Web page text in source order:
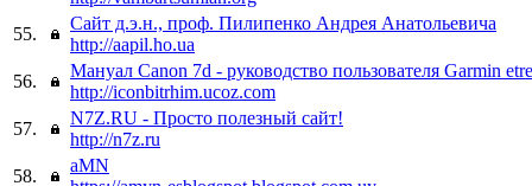
55.
Сайт д.э.н., проф. Пилипенко Андрея Анатольевича
http://aapil.ho.ua
56.
Мануал Canon 7d - руководство пользователя Garmin
http://iconbitrhim.ucoz.com
57.
N7Z.RU - Просто полезный сайт!
http://n7z.ru
58.
aMN